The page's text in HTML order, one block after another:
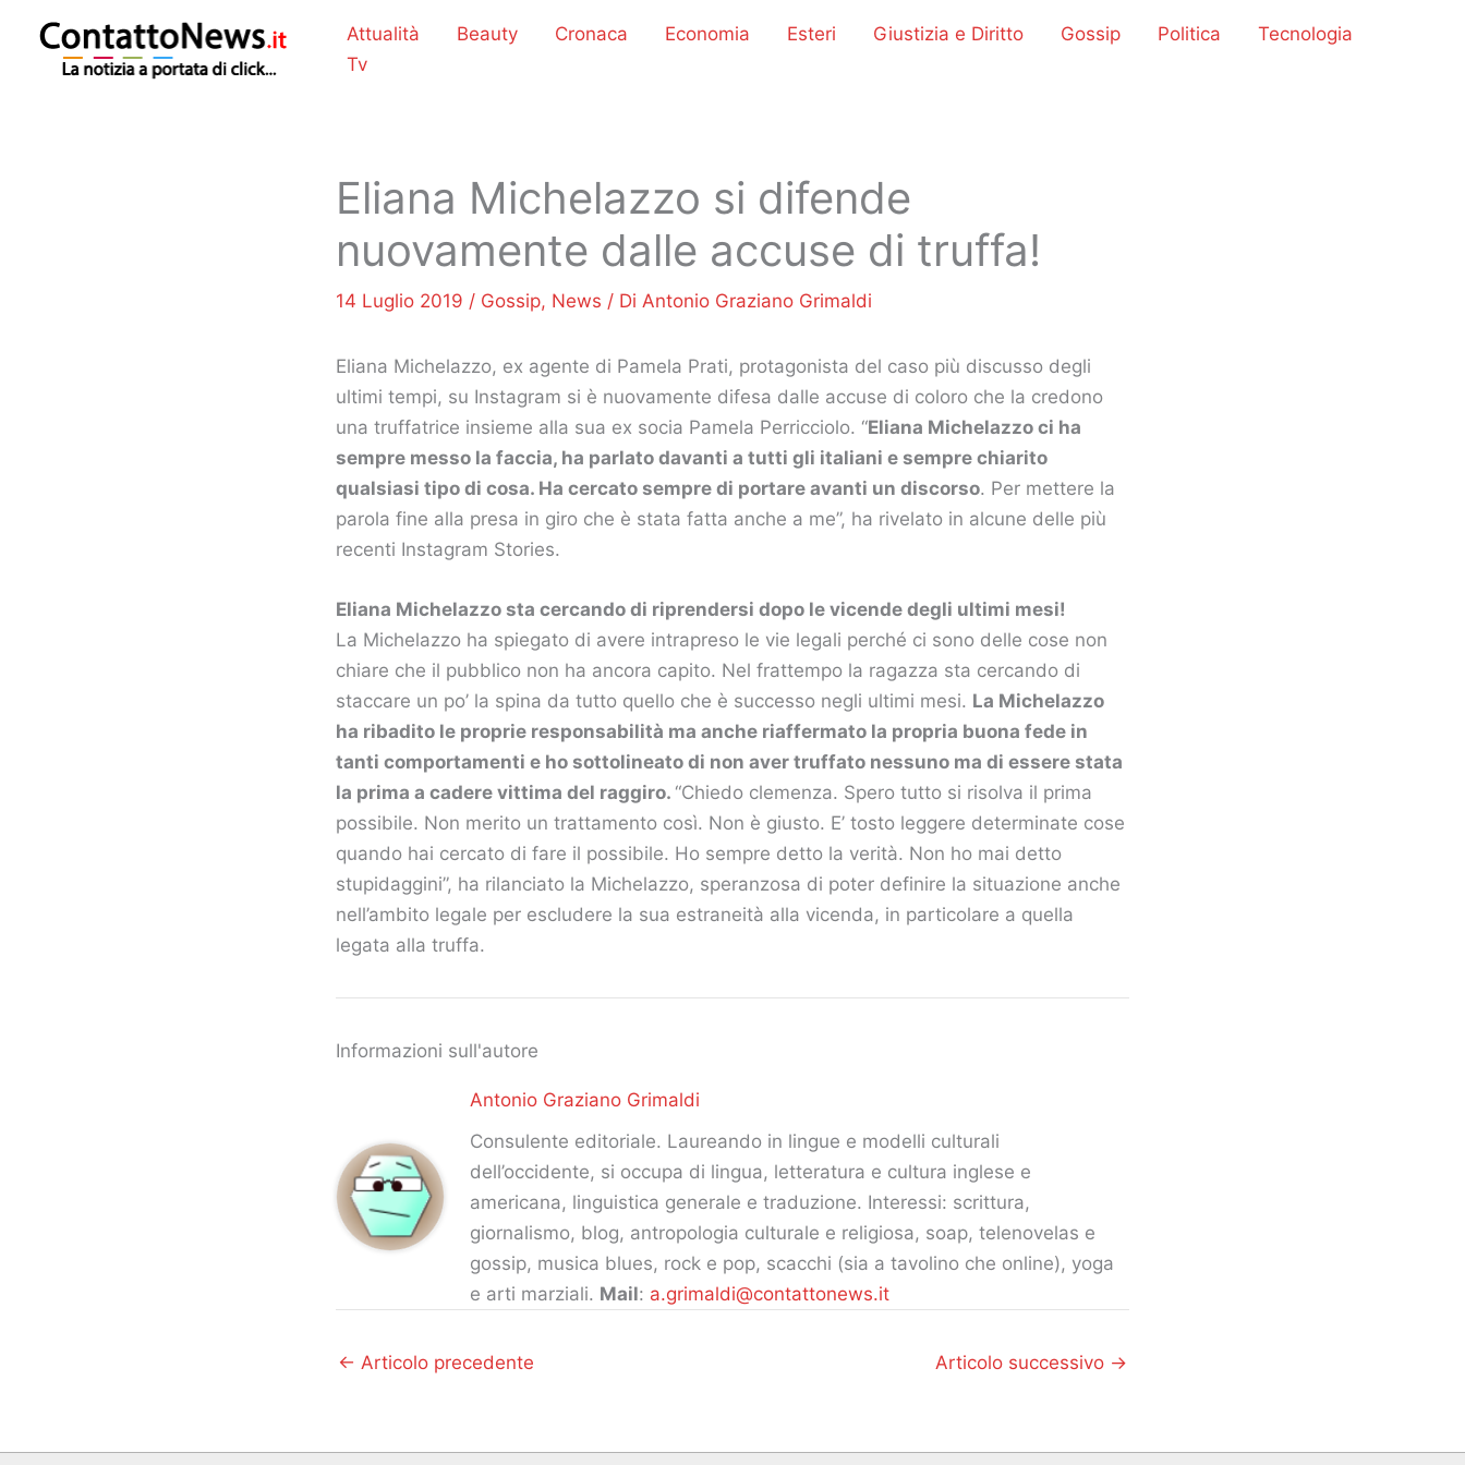
contenuto
Attualità Beauty Cronaca Economia Esteri Giustizia e Diritto Gossip Politica
Tecnologia
Tv
Eliana Michelazzo si difende
nuovamente dalle accuse di truffa!
14 Luglio 2019 / Gossip, News / Di Antonio Graziano Grimaldi
Eliana Michelazzo, ex agente di Pamela Prati, protagonista del caso più discusso degli
ultimi tempi, su Instagram si è nuovamente difesa dalle accuse di coloro che la credono
una truffatrice insieme alla sua ex socia Pamela Perricciolo. “Eliana Michelazzo ci ha
sempre messo la faccia, ha parlato davanti a tutti gli italiani e sempre chiarito
qualsiasi tipo di cosa. Ha cercato sempre di portare avanti un discorso. Per mettere la
parola fine alla presa in giro che è stata fatta anche a me”, ha rivelato in alcune delle più
recenti Instagram Stories.
Eliana Michelazzo sta cercando di riprendersi dopo le vicende degli ultimi mesi!
La Michelazzo ha spiegato di avere intrapreso le vie legali perché ci sono delle cose non
chiare che il pubblico non ha ancora capito. Nel frattempo la ragazza sta cercando di
staccare un po’ la spina da tutto quello che è successo negli ultimi mesi. La Michelazzo
ha ribadito le proprie responsabilità ma anche riaffermato la propria buona fede in
tanti comportamenti e ho sottolineato di non aver truffato nessuno ma di essere stata
la prima a cadere vittima del raggiro. “Chiedo clemenza. Spero tutto si risolva il prima
possibile. Non merito un trattamento così. Non è giusto. E’ tosto leggere determinate cose
quando hai cercato di fare il possibile. Ho sempre detto la verità. Non ho mai detto
stupidaggini”, ha rilanciato la Michelazzo, speranzosa di poter definire la situazione anche
nell’ambito legale per escludere la sua estraneità alla vicenda, in particolare a quella
legata alla truffa.
Informazioni sull'autore
Antonio Graziano Grimaldi
Consulente editoriale. Laureando in lingue e modelli culturali
dell’occidente, si occupa di lingua, letteratura e cultura inglese e
americana, linguistica generale e traduzione. Interessi: scrittura,
giornalismo, blog, antropologia culturale e religiosa, soap, telenovelas e
gossip, musica blues, rock e pop, scacchi (sia a tavolino che online), yoga
e arti marziali. Mail: a.grimaldi@contattonews.it
← Articolo precedente Articolo successivo →